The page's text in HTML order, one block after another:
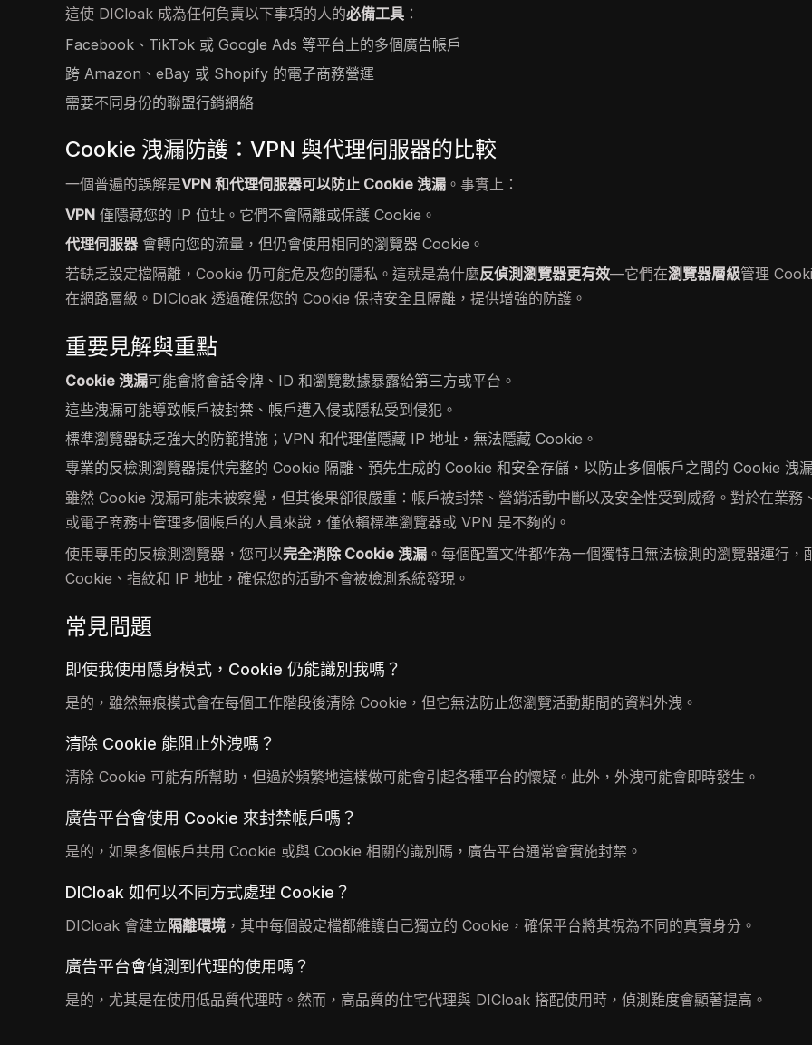
這使 DICloak 成為任何負責以下事項的人的必備工具 ：
Facebook、TikTok 或 Google Ads 等平台上的多個廣告帳戶
跨 Amazon、eBay 或 Shopify 的電子商務營運
需要不同身份的聯盟行銷網絡
Cookie 洩漏防護：VPN 與代理伺服器的比較
一個普遍的誤解是VPN 和代理伺服器可以防止 Cookie 洩漏 。事實上：
VPN 僅隱藏您的 IP 位址。它們不會隔離或保護 Cookie。
代理伺服器 會轉向您的流量，但仍會使用相同的瀏覽器 Cookie。
若缺乏設定檔隔離，Cookie 仍可能危及您的隱私。這就是為什麼反偵測瀏覽器更有效—它們在瀏覽器層級管理
在網路層級。DICloak 透過確保您的 Cookie 保持安全且隔離，提供增強的防護。
重要見解與重點
Cookie 洩漏可能會將會話令牌、ID 和瀏覽數據暴露給第三方或平台。
這些洩漏可能導致帳戶被封禁、帳戶遭入侵或隱私受到侵犯。
標準瀏覽器缺乏強大的防範措施；VPN 和代理僅隱藏 IP 地址，無法隱藏 Cookie。
專業的反檢測瀏覽器提供完整的 Cookie 隔離、預先生成的 Cookie 和安全存儲，以防止多個帳戶之間的 Cookie 洩
雖然 Cookie 洩漏可能未被察覺，但其後果卻很嚴重：帳戶被封禁、營銷活動中斷以及安全性受到威脅。對於在業務
或電子商務中管理多個帳戶的人員來說，僅依賴標準瀏覽器或 VPN 是不夠的。
使用專用的反檢測瀏覽器，您可以完全消除 Cookie 洩漏 。每個配置文件都作為一個獨特且無法檢測的瀏覽器運行，
Cookie、指紋和 IP 地址，確保您的活動不會被檢測系統發現。
常見問題
即使我使用隱身模式，Cookie 仍能識別我嗎？
是的，雖然無痕模式會在每個工作階段後清除 Cookie，但它無法防止您瀏覽活動期間的資料外洩。
清除 Cookie 能阻止外洩嗎？
清除 Cookie 可能有所幫助，但過於頻繁地這樣做可能會引起各種平台的懷疑。此外，外洩可能會即時發生。
廣告平台會使用 Cookie 來封禁帳戶嗎？
是的，如果多個帳戶共用 Cookie 或與 Cookie 相關的識別碼，廣告平台通常會實施封禁。
DICloak 如何以不同方式處理 Cookie？
DICloak 會建立 隔離環境 ，其中每個設定檔都維護自己獨立的 Cookie，確保平台將其視為不同的真實身分。
廣告平台會偵測到代理的使用嗎？
是的，尤其是在使用低品質代理時。然而，高品質的住宅代理與 DICloak 搭配使用時，偵測難度會顯著提高。